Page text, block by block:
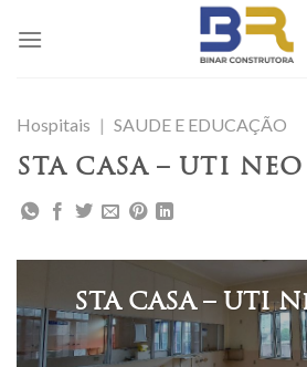
Hospitais | SAUDE E EDUCAÇÃO
STA CASA – UTI
STA CASA – UTI